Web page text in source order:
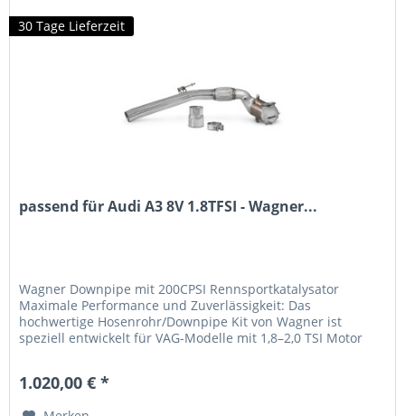
30 Tage Lieferzeit
passend für Audi A3 8V 1.8TFSI - Wagner...
Wagner Downpipe mit 200CPSI Rennsportkatalysator
Maximale Performance und Zuverlässigkeit: Das
hochwertige Hosenrohr/Downpipe Kit von Wagner ist
speziell entwickelt für VAG-Modelle mit 1,8–2,0 TSI Motor
1.020,00 € *